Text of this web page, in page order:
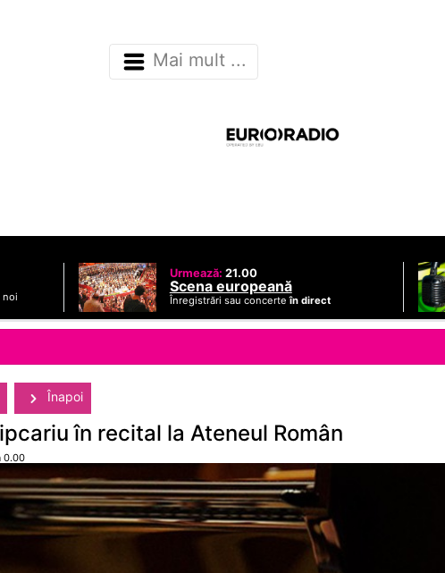
Mai mult ...
noi
Urmează: 21.00
Scena europeană
Înregistrări sau concerteîn direct
Înapoi
în recital la Ateneul Român
0.00